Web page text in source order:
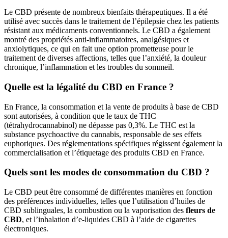
Le CBD présente de nombreux bienfaits thérapeutiques. Il a été
utilisé avec succès dans le traitement de l’épilepsie chez les patients
résistant aux médicaments conventionnels. Le CBD a également
montré des propriétés anti-inflammatoires, analgésiques et
anxiolytiques, ce qui en fait une option prometteuse pour le
traitement de diverses affections, telles que l’anxiété, la douleur
chronique, l’inflammation et les troubles du sommeil.
Quelle est la légalité du CBD en France ?
En France, la consommation et la vente de produits à base de CBD
sont autorisées, à condition que le taux de THC
(tétrahydrocannabinol) ne dépasse pas 0,3%. Le THC est la
substance psychoactive du cannabis, responsable de ses effets
euphoriques. Des réglementations spécifiques régissent également la
commercialisation et l’étiquetage des produits CBD en France.
Quels sont les modes de consommation du CBD ?
Le CBD peut être consommé de différentes manières en fonction
des préférences individuelles, telles que l’utilisation d’huiles de
CBD sublinguales, la combustion ou la vaporisation des fleurs de
CBD, et l’inhalation d’e-liquides CBD à l’aide de cigarettes
électroniques.